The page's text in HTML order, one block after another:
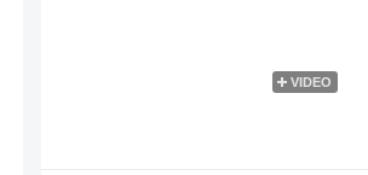
VIDEO